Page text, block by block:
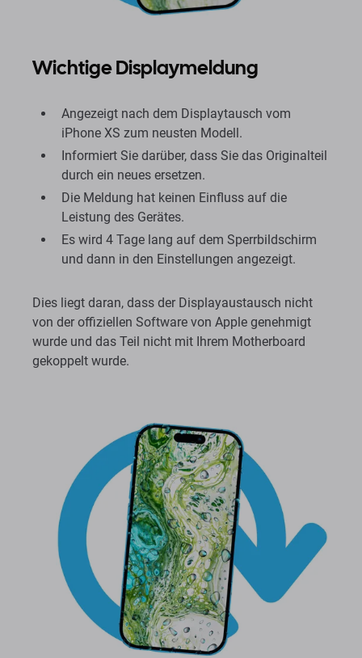
Wichtige Displaymeldung
Angezeigt nach dem Displaytausch vom
iPhone XS zum neusten Modell.
Informiert Sie darüber, dass Sie das Originalteil
durch ein neues ersetzen.
Die Meldung hat keinen Einfluss auf die
Leistung des Gerätes.
Es wird 4 Tage lang auf dem Sperrbildschirm
und dann in den Einstellungen angezeigt.
Dies liegt daran, dass der Displayaustausch nicht
von der offiziellen Software von Apple genehmigt
wurde und das Teil nicht mit Ihrem Motherboard
gekoppelt wurde.